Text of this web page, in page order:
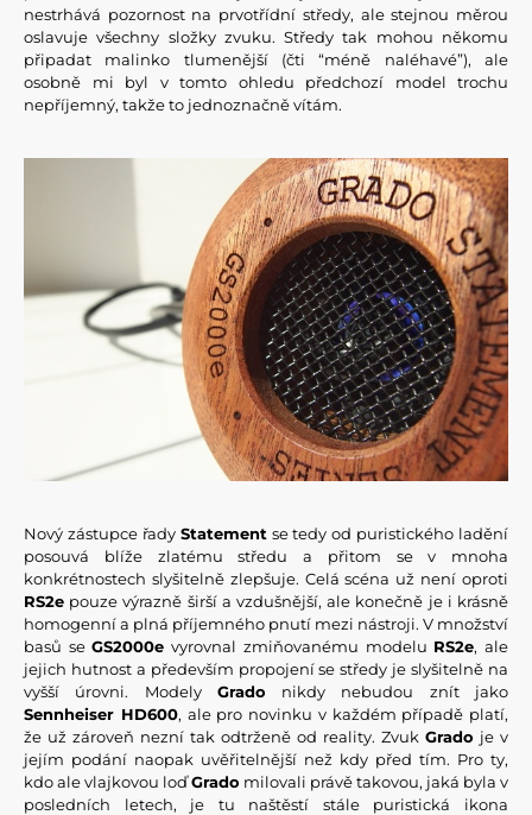
nestrhává pozornost na prvotřídní středy, ale stejnou měrou
oslavuje všechny složky zvuku. Středy tak mohou někomu
připadat malinko tlumenější (čti “méně naléhavé”), ale
osobně mi byl v tomto ohledu předchozí model trochu
nepříjemný, takže to jednoznačně vítám.
Nový zástupce řady Statement se tedy od puristického ladění
posouvá blíže zlatému středu a přitom se v mnoha
konkrétnostech slyšitelně zlepšuje. Celá scéna už není oproti
RS2e pouze výrazně širší a vzdušnější, ale konečně je i krásně
homogenní a plná příjemného pnutí mezi nástroji. V množství
basů seGS2000e vyrovnal zmiňovanému modelu RS2e, ale
jejich hutnost a především propojení se středy je slyšitelně na
vyšší úrovni. Modely Grado nikdy nebudou znít jako
Sennheiser HD600, ale pro novinku v každém případě platí,
že už zároveň nezní tak odtrženě od reality. Zvuk Grado je v
jejím podání naopak uvěřitelnější než kdy před tím. Pro ty,
kdo ale vlajkovou loďGrado milovali právě takovou, jaká byla v
posledních letech, je tu naštěstí stále puristická ikona